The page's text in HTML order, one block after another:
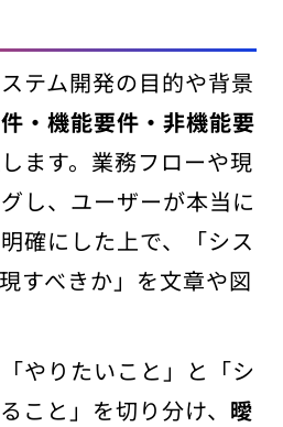
テム開発の目的や背景
・機能要件・非機能要
します。業務フローや現
し、ユーザーが本当に
確にした上で、「シス
すべきか」を文章や図
やりたいこと」と「シ
こと」を切り分け、 曖